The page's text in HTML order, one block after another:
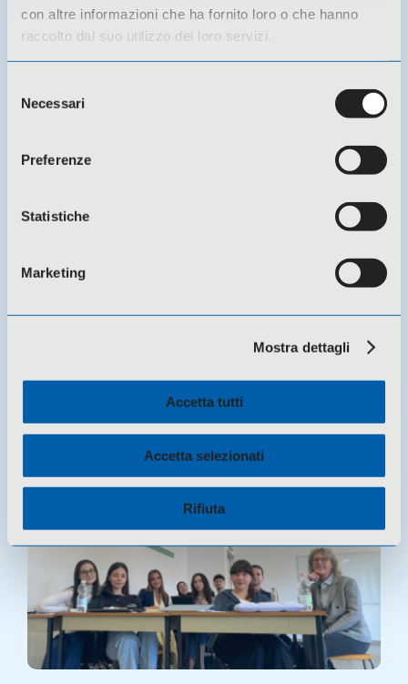
con altre informazioni che ha fornito loro o che hanno
raccolto dal suo utilizzo dei loro servizi.
delNecessari
Preferenze
Statistiche
Marketing
Mostra dettagli
Accetta tutti
Accetta selezionati
Rifiuta
LOMBARDIA – Quale impatto per le
cooperative
Eventi
COESI IN-FORMA